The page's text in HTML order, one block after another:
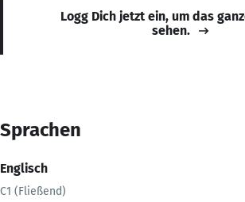
Logg Dich jetzt ein, um das
sehen.
Sprachen
Englisch
C1 (Fließend)